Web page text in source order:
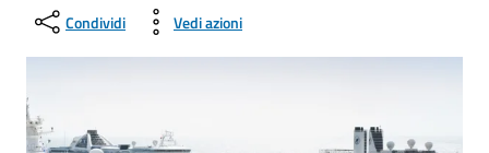
Condividi Vedi azioni